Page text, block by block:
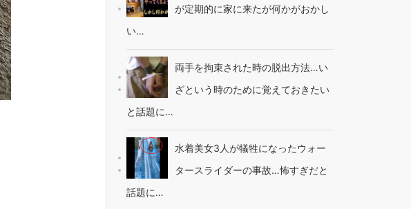
が定期的に家に来たが何かがおかし
い…
両手を拘束された時の脱出方法…い
ざという時のために覚えておきたい
と話題に…
水着美女3人が犠牲になったウォー
タースライダーの事故…怖すぎだと
話題に…